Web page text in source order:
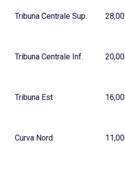
Tribuna Centrale Sup. 28,00
Tribuna Centrale Inf. 20,00
Tribuna Est 16,00
Curva Nord 11,00